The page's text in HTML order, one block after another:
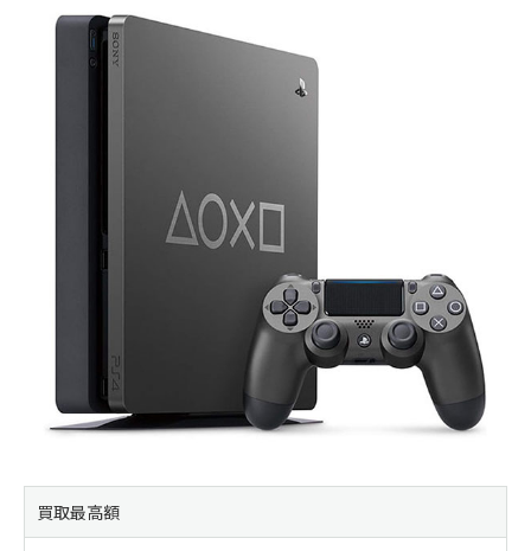
買取最高額